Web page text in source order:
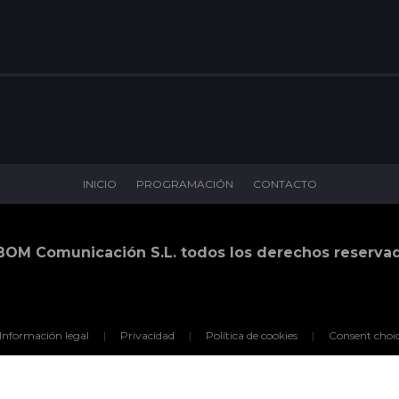
INICIO PROGRAMACIÓN CONTACTO
Comunicación S.L. todos los derechos
Información legal | Privacidad | Política de cookies | Consent